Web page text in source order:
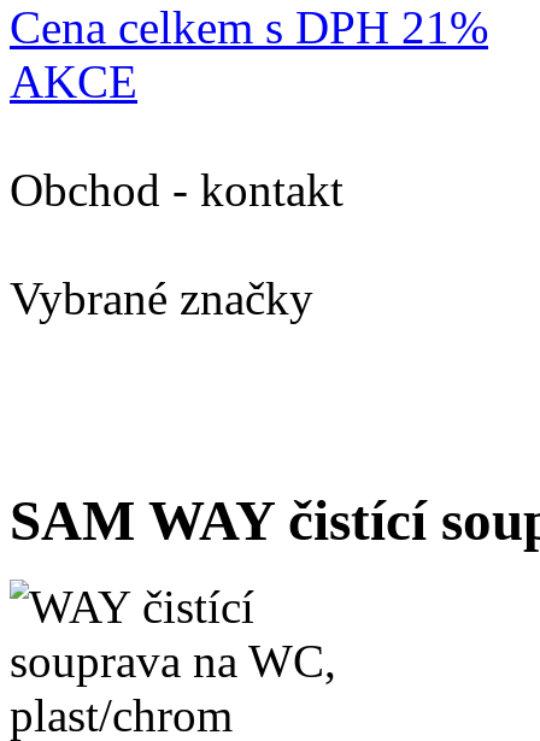
Cena celkem s DPH 21%
AKCE
Obchod - kontakt
Vybrané značky
SAM WAY čistící